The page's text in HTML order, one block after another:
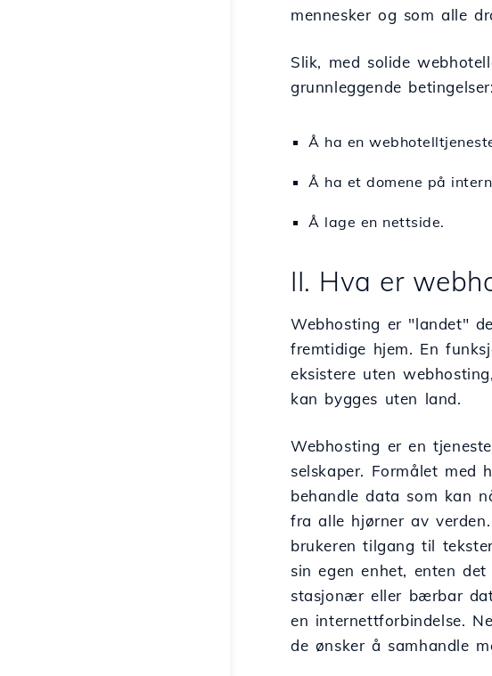
mennesker og som alle
Slik, med solide
grunnleggende betingelser:
Å ha en
Å ha et domene på
Å lage en nettside.
II. Hva er
Webhosting er "landet"
fremtidige hjem. En
eksistere uten
kan bygges uten land.
Webhosting er en
selskaper. Formålet med
behandle data som kan
fra alle hjørner av
brukeren tilgang til
sin egen enhet, enten
stasjonær eller bærbar
en internettforbindelse.
de ønsker å samhandle